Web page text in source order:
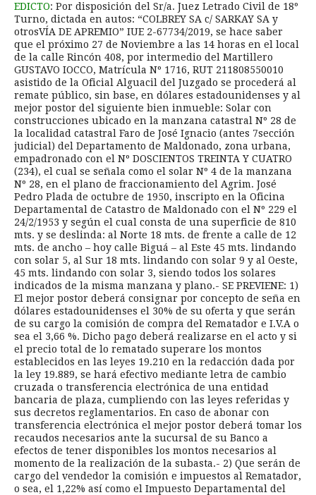
EDICTO: Por disposición del Sr/a. Juez Letrado Civil de 18º
Turno, dictada en autos: “COLBREY SA c/ SARKAY SA y
otrosVÍA DE APREMIO” IUE 2-67734/2019, se hace saber
que el próximo 27 de Noviembre a las 14 horas en el local
de la calle Rincón 408, por intermedio del Martillero
GUSTAVO IOCCO, Matrícula Nº 1716, RUT 211808550010
asistido de la Oficial Alguacil del Juzgado se procederá al
remate público, sin base, en dólares estadounidenses y al
mejor postor del siguiente bien inmueble: Solar con
construcciones ubicado en la manzana catastral Nº 28 de
la localidad catastral Faro de José Ignacio (antes 7sección
judicial) del Departamento de Maldonado, zona urbana,
empadronado con el Nº DOSCIENTOS TREINTA Y CUATRO
(234), el cual se señala como el solar Nº 4 de la manzana
Nº 28, en el plano de fraccionamiento del Agrim. José
Pedro Plada de octubre de 1950, inscripto en la Oficina
Departamental de Catastro de Maldonado con el Nº 229 el
24/2/1953 y según el cual consta de una superficie de 810
mts. y se deslinda: al Norte 18 mts. de frente a calle de 12
mts. de ancho – hoy calle Biguá – al Este 45 mts. lindando
con solar 5, al Sur 18 mts. lindando con solar 9 y al Oeste,
45 mts. lindando con solar 3, siendo todos los solares
indicados de la misma manzana y plano.- SE PREVIENE: 1)
El mejor postor deberá consignar por concepto de seña en
dólares estadounidenses el 30% de su oferta y que serán
de su cargo la comisión de compra del Rematador e I.V.A o
sea el 3,66 %. Dicho pago deberá realizarse en el acto y si
el precio total de lo rematado superare los montos
establecidos en las leyes 19.210 en la redacción dada por
la ley 19.889, se hará efectivo mediante letra de cambio
cruzada o transferencia electrónica de una entidad
bancaria de plaza, cumpliendo con las leyes referidas y
sus decretos reglamentarios. En caso de abonar con
transferencia electrónica el mejor postor deberá tomar los
recaudos necesarios ante la sucursal de su Banco a
efectos de tener disponibles los montos necesarios al
momento de la realización de la subasta.- 2) Que serán de
cargo del vendedor la comisión e impuestos al Rematador,
o sea, el 1,22% así como el Impuesto Departamental del